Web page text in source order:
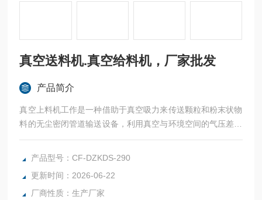
真空送料机.真空给料机，厂家批发
产品简介
真空上料机工作是一种借助于真空吸力来传送颗粒和粉末状物
料的无尘密闭管道输送设备，利用真空与环境空间的气压差，
形成管道内气体流动，带动粉状物料运动，从而完成粉体的输
送，真空送料机.真空给料机，厂家批发
产品型号：CF-DZKDS-290
更新时间：2026-06-22
厂商性质：生产厂家